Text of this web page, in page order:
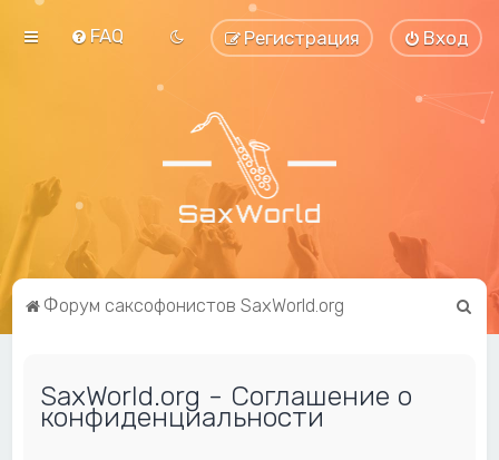
FAQ Вход
Регистрация
Форум саксофонистов SaxWorld.org
SaxWorld.org - Соглашение о
конфиденциальности